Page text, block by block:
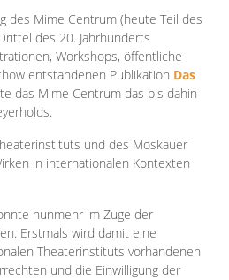
des Mime Centrum (heute Teil des
des 20. Jahrhunderts
Workshops, öffentliche
entstandenen Publikation Das
das Mime Centrum das bis dahin
und des Moskauer
in internationalen Kontexten
nunmehr im Zuge der
Erstmals wird damit eine
Theaterinstituts vorhandenen
und die Einwilligung der